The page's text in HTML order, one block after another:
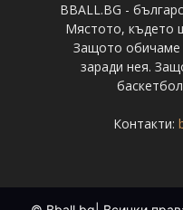
BBALL.BG -
Мястото, където
Защото обичаме
заради нея.
Контакти: